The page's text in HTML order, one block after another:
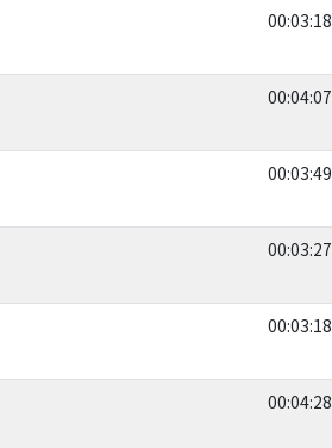
00:03:18
00:04:07
00:03:49
00:03:27
00:03:18
00:04:28